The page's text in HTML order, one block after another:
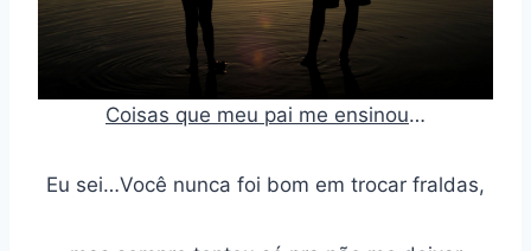
Coisas que meu pai me ensinou…
Eu sei…Você nunca foi bom em trocar fraldas,